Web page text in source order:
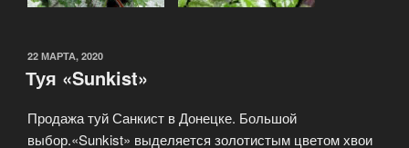
22 МАРТА, 2020
Туя «Sunkist»
Продажа туй Санкист в Донецке. Большой
выбор.«Sunkist» выделяется золотистым цветом хвои